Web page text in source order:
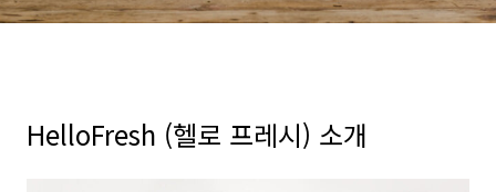
HelloFresh (헬로 프레시) 소개